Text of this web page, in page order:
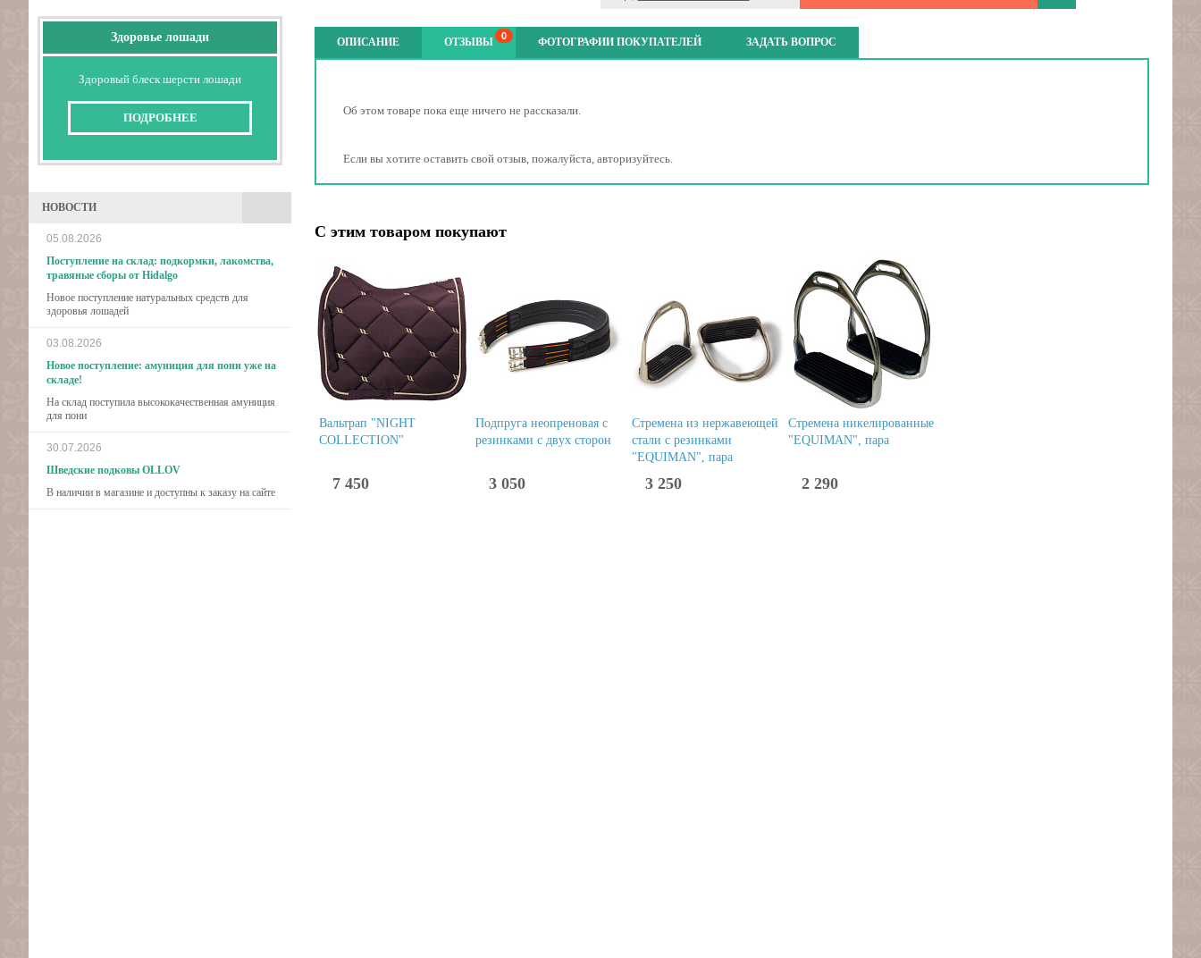
Здоровье лошади
Здоровый блеск шерсти лошади
ПОДРОБНЕЕ
НОВОСТИ
05.08.2026
Поступление на склад: подкормки, лакомства,
травяные сборы от Hidalgo
Новое поступление натуральных средств для
здоровья лошадей
03.08.2026
Новое поступление: амуниция для пони уже на
складе!
На склад поступила высококачественная амуниция
для пони
30.07.2026
Шведские подковы OLLOV
В наличии в магазине и доступны к заказу на сайте
ОПИСАНИЕ ОТЗЫВЫ 0 ФОТОГРАФИИ ПОКУПАТЕЛЕЙ ЗАДАТЬ ВОПРОС
Об этом товаре пока еще ничего не рассказали.
Если вы хотите оставить свой отзыв, пожалуйста, авторизуйтесь.
С этим товаром покупают
Вальтрап "NIGHT
COLLECTION"
7 450
Подпруга неопреновая с
резинками с двух сторон
3 050
Стремена из нержавеющей
стали с резинками
"EQUIMAN", пара
3 250
Стремена никелированные
"EQUIMAN", пара
2 290